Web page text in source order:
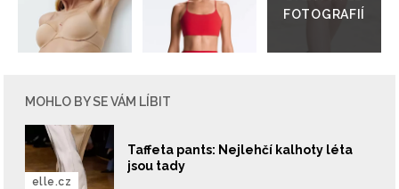
MOHLO BY SE VÁM LÍBIT
Taffeta pants: Nejlehčí kalhoty léta
jsou tady
elle.cz